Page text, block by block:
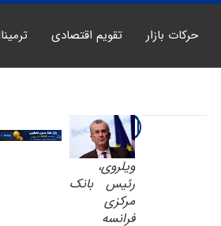
حرکات بازار تقویم اقتصادی
ویلروی،
رئيس بانک
مرکزی
فرانسه